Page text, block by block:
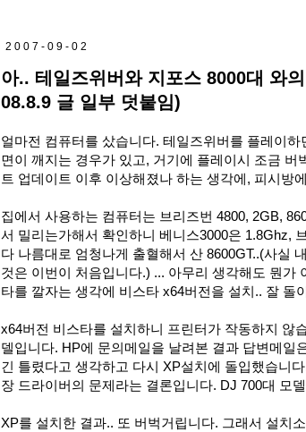
2007-09-02
아.. 테일즈위버와 지포스 8000대 와
08.8.9 글 일부 덧붙임)
얼마전 컴퓨터를 샀습니다. 테일즈위버를 플레이
면이 깨지는 경우가 있고, 거기에 플레이시 조금
트 업데이트 이후 이상해졌나 하는 생각에, 피시방
집에서 사용하는 컴퓨터는 브리즈번 4800, 2GB,
서 밀리는가해서 확인하니 베니스3000은 1.8Ghz,
다 나름대로 엄청나게 출혈해서 산 8600GT..(사실
것은 이번이 처음입니다.) ... 아무리 생각해도 뭔
타를 깔자는 생각에 비스타 x64버전을 설치.. 잘 돌
x64버전 비스타를 설치하니 프린터가 작동하지 않
델입니다. HP에 문의메일을 날려본 결과 답변메일
긴 틀렸다고 생각하고 다시 XP설치에 돌입했습니
장 드라이버의 문제라는 결론입니다. DJ 700대 모
XP를 설치한 결과.. 또 버벅거립니다. 그래서 설치